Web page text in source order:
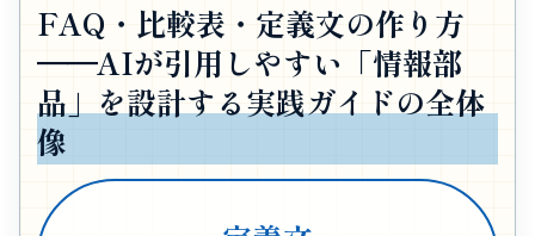
FAQ・比較表・定義文の作り方
──AIが引用しやすい「情報部
品」を設計する実践ガイドの全体
像